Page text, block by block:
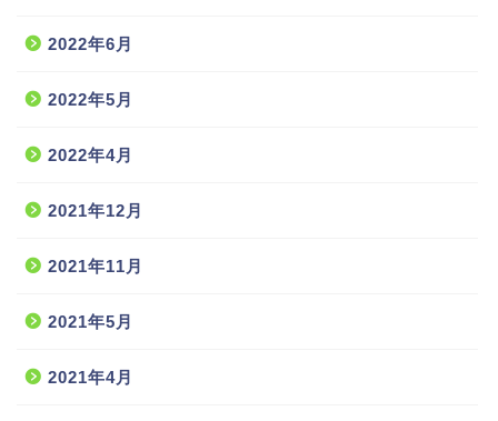
2022年6月
2022年5月
2022年4月
2021年12月
2021年11月
2021年5月
2021年4月